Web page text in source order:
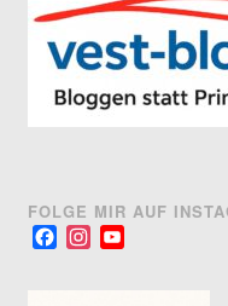
FOLGE MIR AUF
FacebookInstagram